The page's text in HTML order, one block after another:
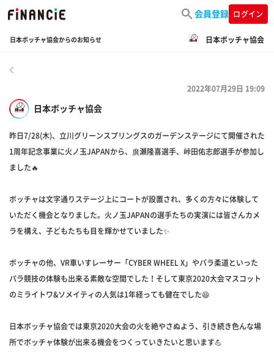
会員登録 ログイン
日本ボッチャ協会からのお知らせ 日本ボッチャ協会
日本ボッチャ協会
2022年07月29日 19:09
昨日7/28(木)、立川グリーンスプリングスのガーデンステージにて開催された
1周年記念事業に火ノ玉JAPANから、廣瀬隆喜選手、峠田佑志郎選手が参加し
ました🔥
ボッチャは文字通りステージ上にコートが設置され、多くの方々に体験して
いただく機会となりました。火ノ玉JAPANの選手たちの実演には皆さんカメ
ラを構え、子どもたちも目を輝かせていました✨
ボッチャの他、VR車いすレーサー「CYBER WHEEL X」やパラ柔道といった
パラ競技の体験も出来る素敵な空間でした！そして東京2020大会マスコット
のミライトワ&ソメイティの人気は1年経っても健在でした😆
日本ボッチャ協会では東京2020大会の火を絶やさぬよう、引き続き色んな場
所でボッチャ体験が出来る機会をつくっていきたいと思います💪